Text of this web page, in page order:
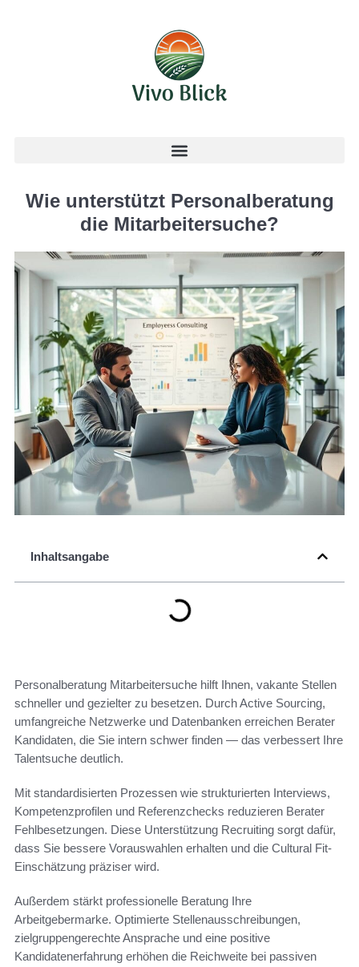
Wie unterstützt Personalberatung
die Mitarbeitersuche?
Inhaltsangabe
Personalberatung Mitarbeitersuche hilft Ihnen, vakante Stellen
schneller und gezielter zu besetzen. Durch Active Sourcing,
umfangreiche Netzwerke und Datenbanken erreichen Berater
Kandidaten, die Sie intern schwer finden — das verbessert Ihre
Talentsuche deutlich.
Mit standardisierten Prozessen wie strukturierten Interviews,
Kompetenzprofilen und Referenzchecks reduzieren Berater
Fehlbesetzungen. Diese Unterstützung Recruiting sorgt dafür,
dass Sie bessere Vorauswahlen erhalten und die Cultural Fit-
Einschätzung präziser wird.
Außerdem stärkt professionelle Beratung Ihre
Arbeitgebermarke. Optimierte Stellenausschreibungen,
zielgruppengerechte Ansprache und eine positive
Kandidatenerfahrung erhöhen die Reichweite bei passiven